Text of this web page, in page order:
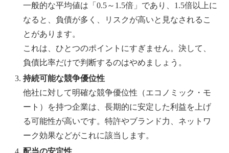
一般的な平均値は「0.5～1.5倍」であり、1.5倍以上に
なると、負債が多く、リスクが高いと見なされるこ
とがあります。
これは、ひとつのポイントにすぎません。決して、
負債比率だけで判断するのはやめましょう。
持続可能な競争優位性
他社に対して明確な競争優位性（エコノミック・モ
ート）を持つ企業は、長期的に安定した利益を上げ
る可能性が高いです。特許やブランド力、ネットワ
ーク効果などがこれに該当します。